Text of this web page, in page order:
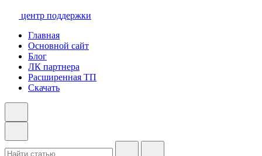
центр поддержки
Главная
Основной сайт
Блог
ЛК партнера
Расширенная ТП
Скачать